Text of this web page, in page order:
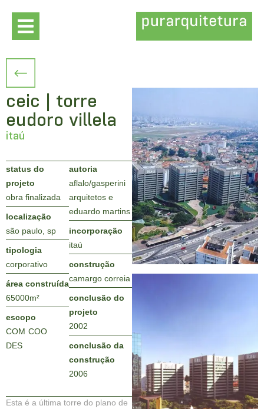
ceic | torre
eudoro villela
itaú
status do
projeto
obra finalizada
localização
são paulo, sp
tipologia
corporativo
área construída
65000m²
escopo
COM COO
DES
autoria
aflalo/gasperini
arquitetos e
eduardo martins
incorporação
itaú
construção
camargo correia
conclusão do
projeto
2002
conclusão da
construção
2006
Esta é a última torre do plano de